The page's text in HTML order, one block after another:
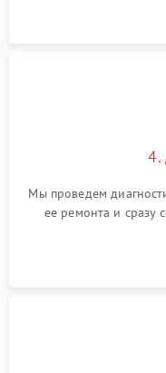
4.
Мы проведем
ее ремонта и сразу